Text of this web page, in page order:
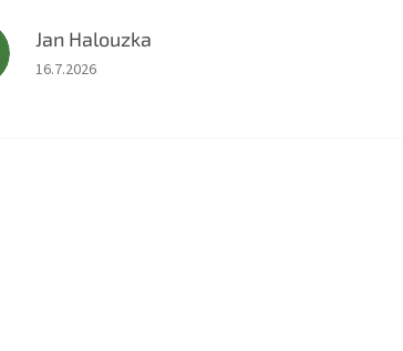
Jan Halouzka
Hodnocení obchodu je 5 z 5 hvězdiček.
16.7.2026